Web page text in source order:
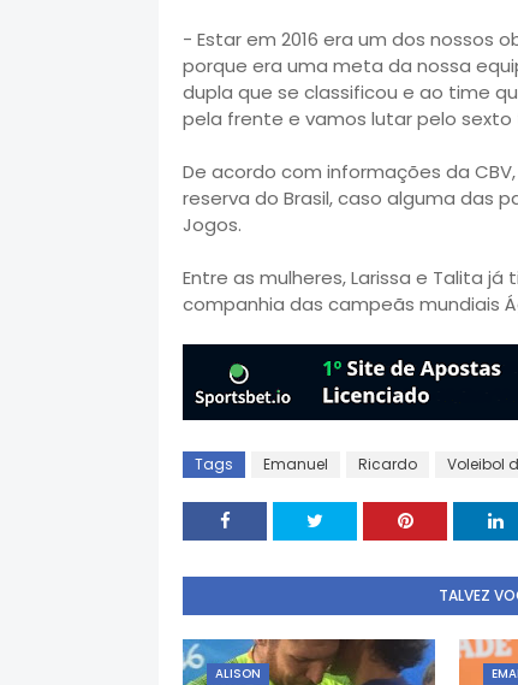
- Estar em 2016 era um dos nossos
porque era uma meta da nossa
dupla que se classificou e ao time
pela frente e vamos lutar pelo
De acordo com informações da
reserva do Brasil, caso alguma das
Jogos.
Entre as mulheres, Larissa e Talita
companhia das campeãs mundiais
Tags Emanuel Ricardo Voleibol
TALVEZ
ALISON